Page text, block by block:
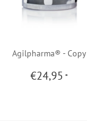
Agilpharma® - Copy
€24,95 *